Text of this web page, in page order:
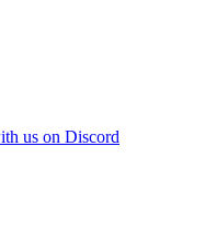
us on Discord